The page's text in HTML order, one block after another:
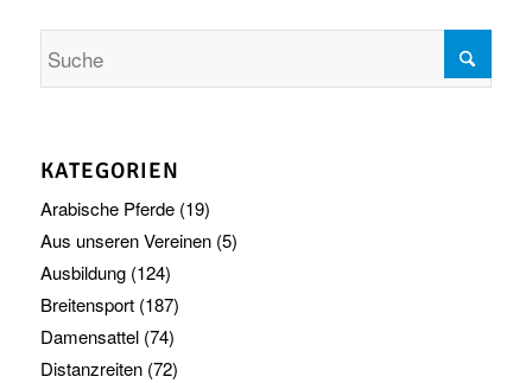
KATEGORIEN
Arabische Pferde(19)
Aus unseren Vereinen(5)
Ausbildung(124)
Breitensport(187)
Damensattel(74)
Distanzreiten(72)